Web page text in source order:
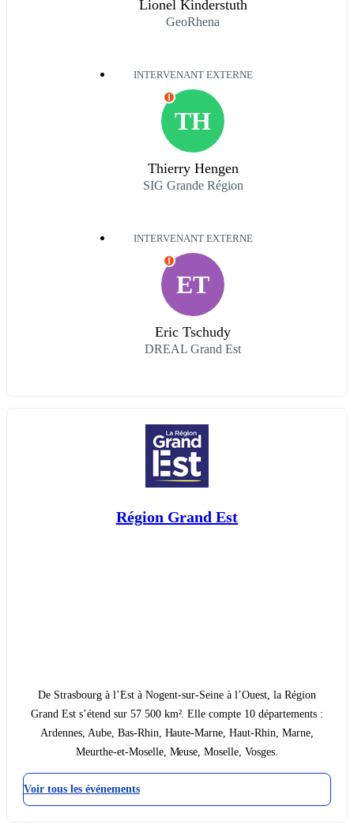
Lionel Kinderstuth
GeoRhena
INTERVENANT EXTERNE
TH
I
Thierry Hengen
SIG Grande Région
INTERVENANT EXTERNE
ET
I
Eric Tschudy
DREAL Grand Est
Région Grand Est
De Strasbourg à l’Est à Nogent-sur-Seine à l’Ouest, la Région
Grand Est s’étend sur 57 500 km². Elle compte 10 départements :
Ardennes, Aube, Bas-Rhin, Haute-Marne, Haut-Rhin, Marne,
Meurthe-et-Moselle, Meuse, Moselle, Vosges.
Voir tous les événements